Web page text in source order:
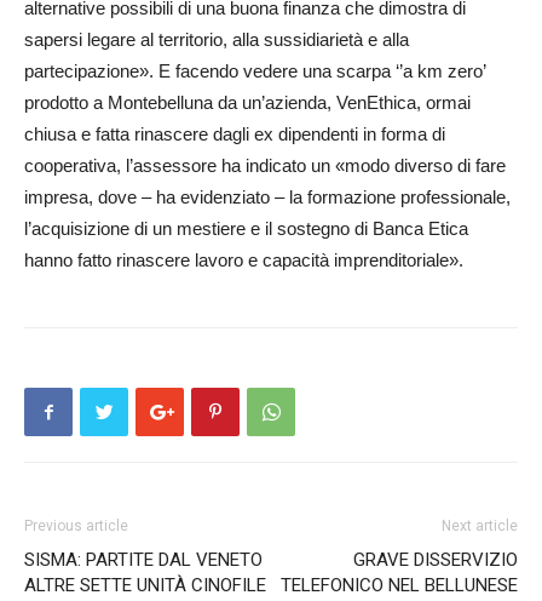
alternative possibili di una buona finanza che dimostra di
sapersi legare al territorio, alla sussidiarietà e alla
partecipazione». E facendo vedere una scarpa ‘’a km zero’
prodotto a Montebelluna da un’azienda, VenEthica, ormai
chiusa e fatta rinascere dagli ex dipendenti in forma di
cooperativa, l’assessore ha indicato un «modo diverso di fare
impresa, dove – ha evidenziato – la formazione professionale,
l’acquisizione di un mestiere e il sostegno di Banca Etica
hanno fatto rinascere lavoro e capacità imprenditoriale».
Previous article
SISMA: PARTITE DAL VENETO
ALTRE SETTE UNITÀ CINOFILE
Next article
GRAVE DISSERVIZIO
TELEFONICO NEL BELLUNESE